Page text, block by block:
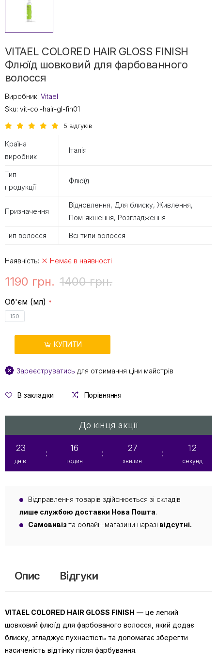
VITAEL COLORED HAIR GLOSS FINISH
Флюїд шовковий для фарбованного
волосся
Виробник: Vitael
Sku: vit-col-hair-gl-fin01
5 відгуків
Країна
виробник
Італія
Тип
продукції
Флюїд
Призначення
Відновлення, Для блиску, Живлення,
Пом'якшення, Розгладження
Тип волосся Всі типи волосся
Наявність: Немає в наявності
1190 грн. 1400 грн.
Об'єм (мл)
150
КУПИТИ
Зареєструватись для отримання ціни майстрів
В закладки Порівняння
До кінця акції
23
днів
:
16
годин
:
27
хвилин
:
12
секунд
Відправлення товарів здійснюється зі складів
лише службою доставки Нова Пошта.
Самовивіз та офлайн-магазини наразі відсутні.
Опис Відгуки
VITAEL COLORED HAIR GLOSS FINISH — це легкий
шовковий флюїд для фарбованого волосся, який додає
блиску, згладжує пухнастість та допомагає зберегти
насиченість відтінку після фарбування.